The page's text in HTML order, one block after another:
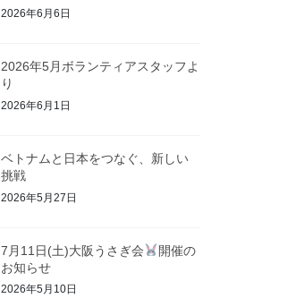
2026年6月6日
2026年5月ボランティアスタッフよ
り
2026年6月1日
ベトナムと日本をつなぐ、新しい
挑戦
2026年5月27日
7月11日(土)大阪うさぎ会
開催の
お知らせ
2026年5月10日